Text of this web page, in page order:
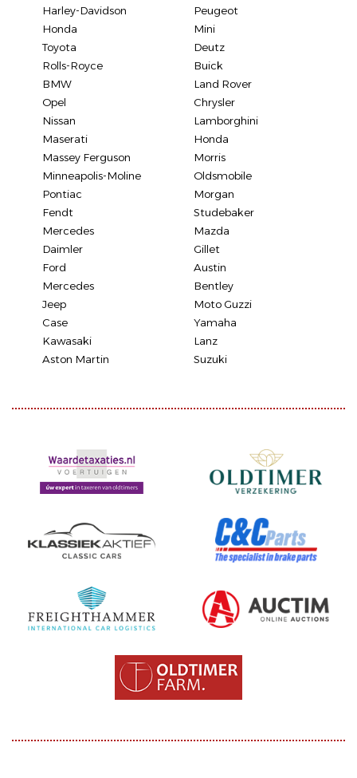
Harley-Davidson
Peugeot
Honda
Mini
Toyota
Deutz
Rolls-Royce
Buick
BMW
Land Rover
Opel
Chrysler
Nissan
Lamborghini
Maserati
Honda
Massey Ferguson
Morris
Minneapolis-Moline
Oldsmobile
Pontiac
Morgan
Fendt
Studebaker
Mercedes
Mazda
Daimler
Gillet
Ford
Austin
Mercedes
Bentley
Jeep
Moto Guzzi
Case
Yamaha
Kawasaki
Lanz
Aston Martin
Suzuki